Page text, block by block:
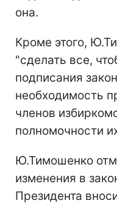
она.
Кроме этого,
"сделать все,
подписания
необходимость
членов
полномочности
Ю.Тимошенко
изменения в
Президента